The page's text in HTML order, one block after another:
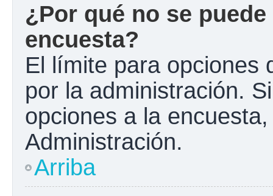
¿Por qué no se
encuesta?
El límite para opciones
por la administración.
opciones a la
Administración.
Arriba